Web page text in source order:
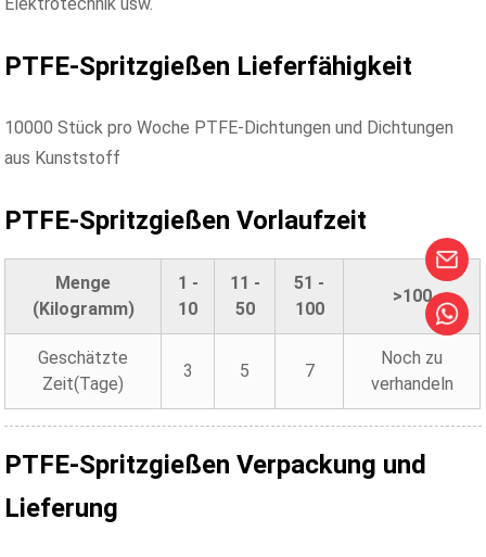
Elektrotechnik usw.
PTFE-Spritzgießen Lieferfähigkeit
10000 Stück pro Woche PTFE-Dichtungen und Dichtungen
aus Kunststoff
PTFE-SpritzgießenVorlaufzeit
Menge
(Kilogramm)
1 -
10
11 -
50
51 -
100
>100
Geschätzte
Zeit(Tage)
3 5 7
Noch zu
verhandeln
PTFE-SpritzgießenVerpackung und
Lieferung